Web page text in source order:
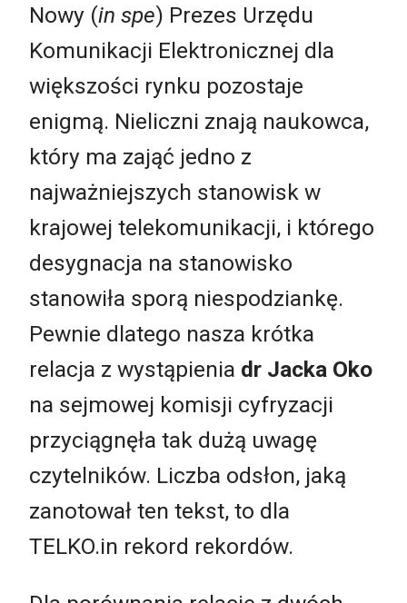
Nowy (in spe) Prezes Urzędu
Komunikacji Elektronicznej dla
większości rynku pozostaje
enigmą. Nieliczni znają naukowca,
który ma zająć jedno z
najważniejszych stanowisk w
krajowej telekomunikacji, i którego
desygnacja na stanowisko
stanowiła sporą niespodziankę.
Pewnie dlatego nasza krótka
relacja z wystąpienia dr Jacka Oko
na sejmowej komisji cyfryzacji
przyciągnęła tak dużą uwagę
czytelników. Liczba odsłon, jaką
zanotował ten tekst, to dla
TELKO.in rekord rekordów.